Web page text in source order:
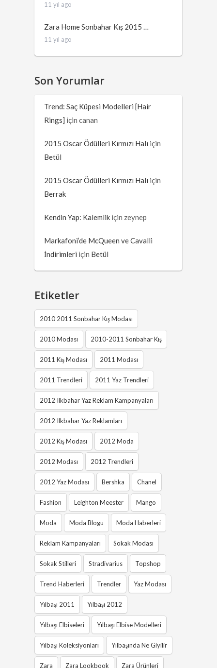
11 yıl ago
Zara Home Sonbahar Kış 2015 …
11 yıl ago
Son Yorumlar
Trend: Saç Küpesi Modelleri [Hair
Rings] içincanan
2015 Oscar Ödülleri Kırmızı Halı için
Betül
2015 Oscar Ödülleri Kırmızı Halı için
Berrak
Kendin Yap: Kalemlik için zeynep
Markafoni’de McQueen ve Cavalli
İndirimleri için Betül
Etiketler
2010 2011 Sonbahar Kış Modası
2010 Modası 2010-2011 Sonbahar Kış
2011 Kış Modası 2011 Modası
2011 Trendleri 2011 Yaz Trendleri
2012 Ilkbahar Yaz Reklam Kampanyaları
2012 Ilkbahar Yaz Reklamları
2012 Kış Modası 2012 Moda
2012 Modası 2012 Trendleri
2012 Yaz Modası Bershka Chanel
Fashion Leighton Meester Mango
Moda Moda Blogu Moda Haberleri
Reklam Kampanyaları Sokak Modası
Sokak Stilleri Stradivarius Topshop
Trend Haberleri Trendler Yaz Modası
Yılbaşı 2011 Yılbaşı 2012
Yılbaşı Elbiseleri Yılbaşı Elbise Modelleri
Yılbaşı Koleksiyonları Yılbaşında Ne Giyilir
Zara Zara Lookbook Zara Ürünleri